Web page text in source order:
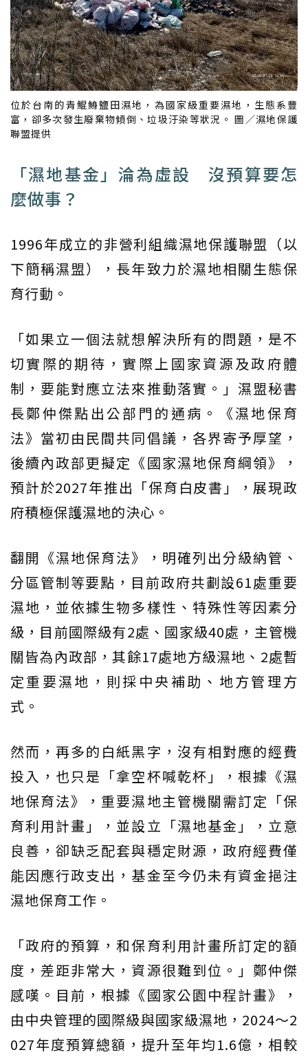
位於台南的青鯤鯓鹽田濕地，為國家級重要濕地，生態系豐
富，卻多次發生廢棄物傾倒、垃圾汙染等狀況。 圖／濕地保護
聯盟提供
「濕地基金」淪為虛設 沒預算要怎
麼做事？
1996年成立的非營利組織濕地保護聯盟（以
下簡稱濕盟），長年致力於濕地相關生態保
育行動。
「如果立一個法就想解決所有的問題，是不
切實際的期待，實際上國家資源及政府體
制，要能對應立法來推動落實。」濕盟秘書
長鄭仲傑點出公部門的通病。《濕地保育
法》當初由民間共同倡議，各界寄予厚望，
後續內政部更擬定《國家濕地保育綱領》，
預計於2027年推出「保育白皮書」，展現政
府積極保護濕地的決心。
翻開《濕地保育法》，明確列出分級納管、
分區管制等要點，目前政府共劃設61處重要
濕地，並依據生物多樣性、特殊性等因素分
級，目前國際級有2處、國家級40處，主管機
關皆為內政部，其餘17處地方級濕地、2處暫
定重要濕地，則採中央補助、地方管理方
式。
然而，再多的白紙黑字，沒有相對應的經費
投入，也只是「拿空杯喊乾杯」，根據《濕
地保育法》，重要濕地主管機關需訂定「保
育利用計畫」，並設立「濕地基金」，立意
良善，卻缺乏配套與穩定財源，政府經費僅
能因應行政支出，基金至今仍未有資金挹注
濕地保育工作。
「政府的預算，和保育利用計畫所訂定的額
度，差距非常大，資源很難到位。」鄭仲傑
感嘆。目前，根據《國家公園中程計畫》，
由中央管理的國際級與國家級濕地，2024～2
027年度預算總額，提升至年均1.6億，相較